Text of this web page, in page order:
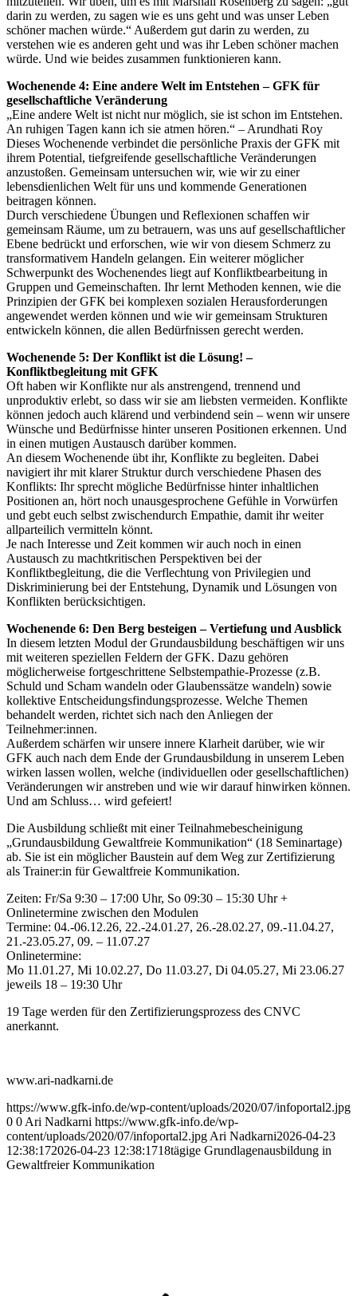
darin zu werden, zu sagen wie es uns geht und was unser Leben
schöner machen würde.“ Außerdem gut darin zu werden, zu
verstehen wie es anderen geht und was ihr Leben schöner machen
würde. Und wie beides zusammen funktionieren kann.
Wochenende 4: Eine andere Welt im Entstehen – GFK für
gesellschaftliche Veränderung
„Eine andere Welt ist nicht nur möglich, sie ist schon im Entstehen.
An ruhigen Tagen kann ich sie atmen hören.“ – Arundhati Roy
Dieses Wochenende verbindet die persönliche Praxis der GFK mit
ihrem Potential, tiefgreifende gesellschaftliche Veränderungen
anzustoßen. Gemeinsam untersuchen wir, wie wir zu einer
lebensdienlichen Welt für uns und kommende Generationen
beitragen können.
Durch verschiedene Übungen und Reflexionen schaffen wir
gemeinsam Räume, um zu betrauern, was uns auf gesellschaftlicher
Ebene bedrückt und erforschen, wie wir von diesem Schmerz zu
transformativem Handeln gelangen. Ein weiterer möglicher
Schwerpunkt des Wochenendes liegt auf Konfliktbearbeitung in
Gruppen und Gemeinschaften. Ihr lernt Methoden kennen, wie die
Prinzipien der GFK bei komplexen sozialen Herausforderungen
angewendet werden können und wie wir gemeinsam Strukturen
entwickeln können, die allen Bedürfnissen gerecht werden.
Wochenende 5: Der Konflikt ist die Lösung! –
Konfliktbegleitung mit GFK
Oft haben wir Konflikte nur als anstrengend, trennend und
unproduktiv erlebt, so dass wir sie am liebsten vermeiden. Konflikte
können jedoch auch klärend und verbindend sein – wenn wir unsere
Wünsche und Bedürfnisse hinter unseren Positionen erkennen. Und
in einen mutigen Austausch darüber kommen.
An diesem Wochenende übt ihr, Konflikte zu begleiten. Dabei
navigiert ihr mit klarer Struktur durch verschiedene Phasen des
Konflikts: Ihr sprecht mögliche Bedürfnisse hinter inhaltlichen
Positionen an, hört noch unausgesprochene Gefühle in Vorwürfen
und gebt euch selbst zwischendurch Empathie, damit ihr weiter
allparteilich vermitteln könnt.
Je nach Interesse und Zeit kommen wir auch noch in einen
Austausch zu machtkritischen Perspektiven bei der
Konfliktbegleitung, die die Verflechtung von Privilegien und
Diskriminierung bei der Entstehung, Dynamik und Lösungen von
Konflikten berücksichtigen.
Wochenende 6: Den Berg besteigen – Vertiefung und Ausblick
In diesem letzten Modul der Grundausbildung beschäftigen wir uns
mit weiteren speziellen Feldern der GFK. Dazu gehören
möglicherweise fortgeschrittene Selbstempathie-Prozesse (z.B.
Schuld und Scham wandeln oder Glaubenssätze wandeln) sowie
kollektive Entscheidungsfindungsprozesse. Welche Themen
behandelt werden, richtet sich nach den Anliegen der
Teilnehmer:innen.
Außerdem schärfen wir unsere innere Klarheit darüber, wie wir
GFK auch nach dem Ende der Grundausbildung in unserem Leben
wirken lassen wollen, welche (individuellen oder gesellschaftlichen)
Veränderungen wir anstreben und wie wir darauf hinwirken können.
Und am Schluss… wird gefeiert!
Die Ausbildung schließt mit einer Teilnahmebescheinigung
„Grundausbildung Gewaltfreie Kommunikation“ (18 Seminartage)
ab. Sie ist ein möglicher Baustein auf dem Weg zur Zertifizierung
als Trainer:in für Gewaltfreie Kommunikation.
Zeiten: Fr/Sa 9:30 – 17:00 Uhr, So 09:30 – 15:30 Uhr +
Onlinetermine zwischen den Modulen
Termine: 04.-06.12.26, 22.-24.01.27, 26.-28.02.27, 09.-11.04.27,
21.-23.05.27, 09. – 11.07.27
Onlinetermine:
Mo 11.01.27, Mi 10.02.27, Do 11.03.27, Di 04.05.27, Mi 23.06.27
jeweils 18 – 19:30 Uhr
19 Tage werden für den Zertifizierungsprozess des CNVC
anerkannt.
www.ari-nadkarni.de
https://www.gfk-info.de/wp-content/uploads/2020/07/infoportal2.jpg
0 0 Ari Nadkarni https://www.gfk-info.de/wp-
content/uploads/2020/07/infoportal2.jpg Ari Nadkarni2026-04-23
12:38:172026-04-23 12:38:1718tägige Grundlagenausbildung in
Gewaltfreier Kommunikation